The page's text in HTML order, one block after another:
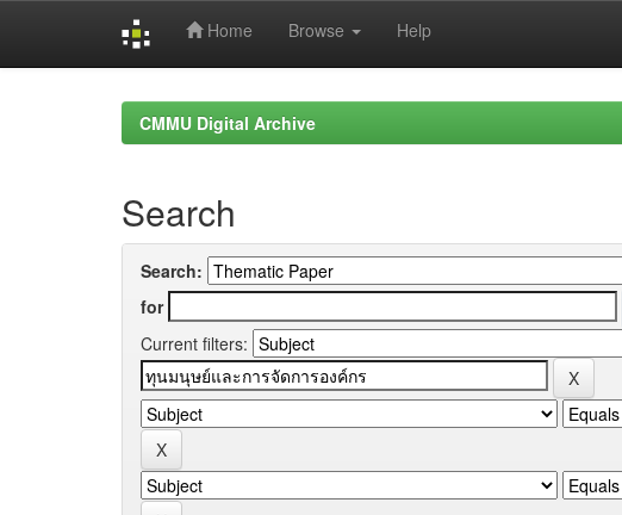
Home Browse Help
CMMU Digital Archive
Search
Search:
for
Current filters: